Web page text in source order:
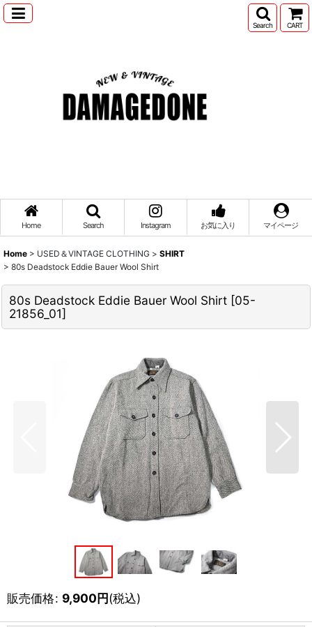
Search CART
Home Search Instagram お気に入り マイページ
Home > USED＆VINTAGE CLOTHING > SHIRT
> 80s Deadstock Eddie Bauer Wool Shirt
80s Deadstock Eddie Bauer Wool Shirt [05-
21856_01]
販売価格: 9,900円(税込)